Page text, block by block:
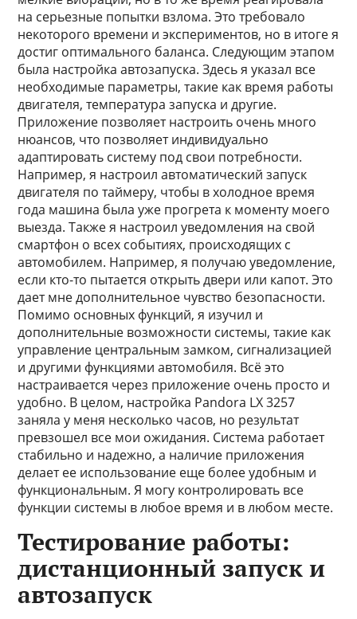
на серьезные попытки взлома. Это требовало
некоторого времени и экспериментов, но в итоге я
достиг оптимального баланса. Следующим этапом
была настройка автозапуска. Здесь я указал все
необходимые параметры, такие как время работы
двигателя, температура запуска и другие.
Приложение позволяет настроить очень много
нюансов, что позволяет индивидуально
адаптировать систему под свои потребности.
Например, я настроил автоматический запуск
двигателя по таймеру, чтобы в холодное время
года машина была уже прогрета к моменту моего
выезда. Также я настроил уведомления на свой
смартфон о всех событиях, происходящих с
автомобилем. Например, я получаю уведомление,
если кто-то пытается открыть двери или капот. Это
дает мне дополнительное чувство безопасности.
Помимо основных функций, я изучил и
дополнительные возможности системы, такие как
управление центральным замком, сигнализацией
и другими функциями автомобиля. Всё это
настраивается через приложение очень просто и
удобно. В целом, настройка Pandora LX 3257
заняла у меня несколько часов, но результат
превзошел все мои ожидания. Система работает
стабильно и надежно, а наличие приложения
делает ее использование еще более удобным и
функциональным. Я могу контролировать все
функции системы в любое время и в любом месте.
Тестирование работы:
дистанционный запуск и
автозапуск